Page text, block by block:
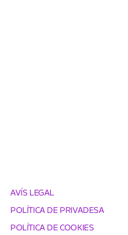
AVÍS LEGAL
POLÍTICA DE PRIVADESA
POLÍTICA DE COOKIES